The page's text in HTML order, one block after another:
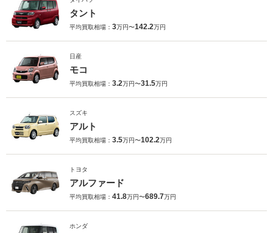
タント
平均買取相場： 3万円〜142.2万円
日産
モコ
平均買取相場： 3.2万円〜31.5万円
スズキ
アルト
平均買取相場： 3.5万円〜102.2万円
トヨタ
アルファード
平均買取相場： 41.8万円〜689.7万円
ホンダ